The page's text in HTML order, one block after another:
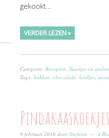
gekookt…
VERDER LEZEN »
Categorie: Recepten Taartjes en
Tags: bakken chocolade, koekjes,
Pindakaaskoekjes
9 februari 2016 doorStefanie 4